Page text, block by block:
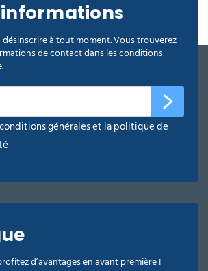
à tout moment. Vous trouverez
de contact dans les conditions
générales et la politique de
d’avantages en avant première !